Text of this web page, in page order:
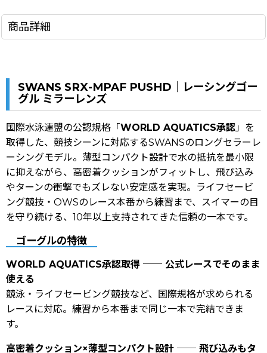
商品詳細
SWANS SRX-MPAF PUSHD｜レーシングゴー
グル ミラーレンズ
国際水泳連盟の公認規格「 WORLD AQUATICS承認」を
取得した、競技シーンに対応するSWANSのロングセラーレ
ーシングモデル。薄型コンパクト設計で水の抵抗を最小限
に抑えながら、高密着クッションがフィットし、飛び込み
やターンの衝撃でもズレない安定感を実現。ライフセービ
ング競技・OWSのレース本番から練習まで、スイマーの目
を守り続ける、10年以上支持されてきた信頼の一本です。
ゴーグルの特徴
WORLD AQUATICS承認取得 ── 公式レースでそのまま
使える
競泳・ライフセービング競技など、国際規格が求められる
レースに対応。練習から本番まで同じ一本で完結できま
す。
高密着クッション×薄型コンパクト設計 ── 飛び込みもタ